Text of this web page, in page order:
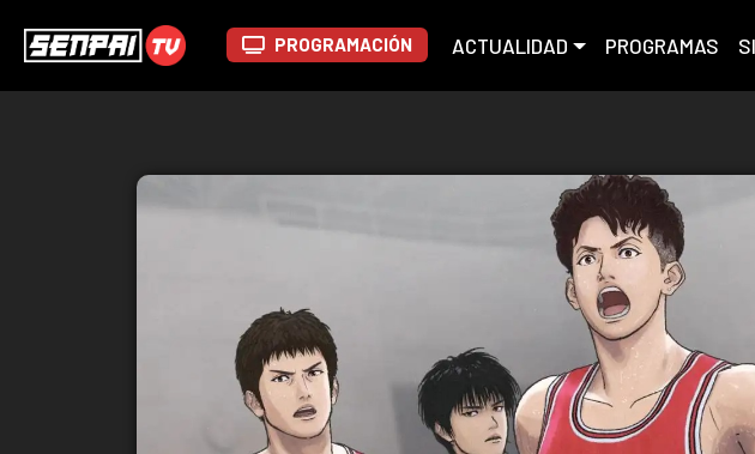
PROGRAMACIÓN ACTUALIDAD PROGRAMAS